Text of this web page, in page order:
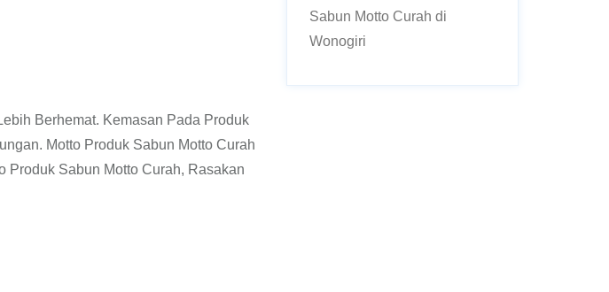
Berhemat. Kemasan Pada Produk
Motto Produk Sabun Motto Curah
Produk Sabun Motto Curah, Rasakan
Sabun Motto Curah di
Wonogiri